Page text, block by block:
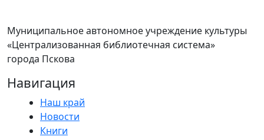
Муниципальное автономное учреждение культуры
«Централизованная библиотечная система»
города Пскова
Навигация
Наш край
Новости
Книги